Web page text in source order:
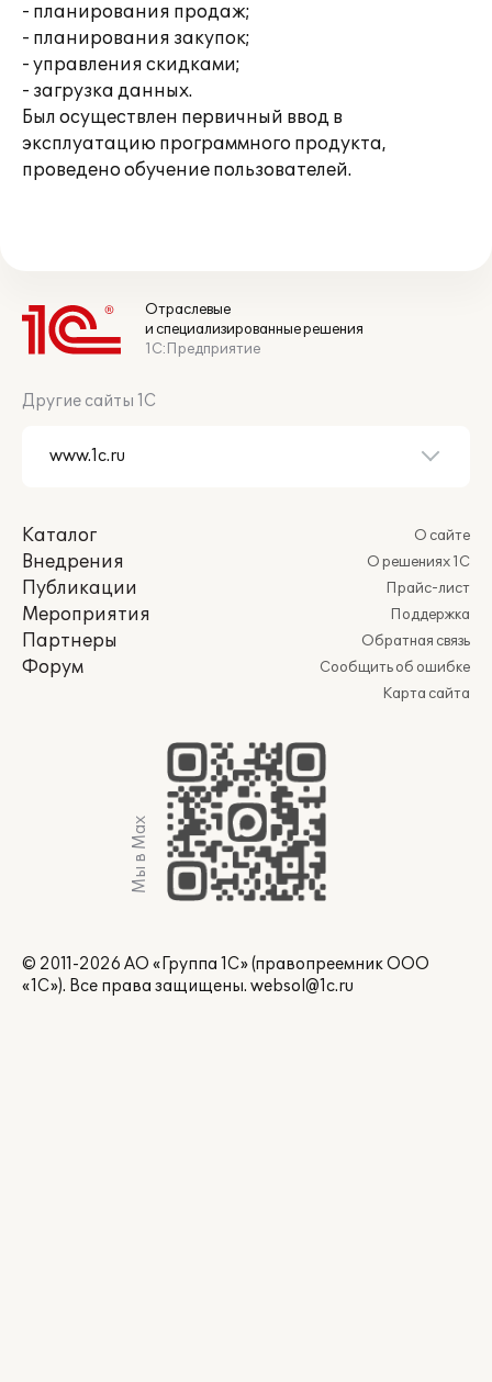
- планирования продаж;
- планирования закупок;
- управления скидками;
- загрузка данных.
Был осуществлен первичный ввод в
эксплуатацию программного продукта,
проведено обучение пользователей.
Отраслевые
и специализированные решения
1С:Предприятие
Другие сайты 1С
Каталог
Внедрения
Публикации
Мероприятия
Партнеры
Форум
О сайте
О решениях 1С
Прайс-лист
Поддержка
Обратная связь
Сообщить об ошибке
Карта сайта
Мы в Max
© 2011-2026 АО «Группа 1С» (правопреемник ООО
«1С»). Все права защищены. websol@1c.ru